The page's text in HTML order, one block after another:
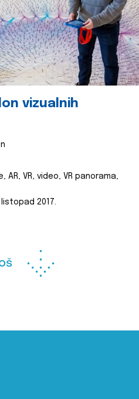
vizualnih
AR, VR, video, VR panorama,
2017.